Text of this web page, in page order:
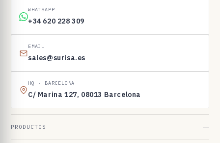
s
WHATSAPP
+34 620 228 309
EMAIL
sales@surisa.es
HQ · BARCELONA
C/ Marina 127, 08013 Barcelona
PRODUCTOS